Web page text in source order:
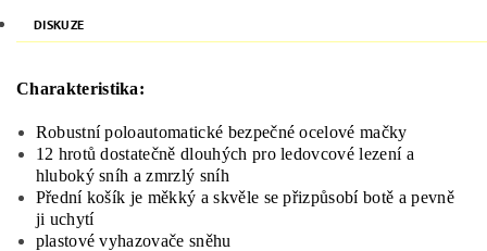
DISKUZE
Charakteristika:
Robustní poloautomatické bezpečné ocelové mačky
12 hrotů dostatečně dlouhých pro ledovcové lezení a
hluboký sníh a zmrzlý sníh
Přední košík je měkký a skvěle se přizpůsobí botě a pevně
ji uchytí
plastové vyhazovače sněhu